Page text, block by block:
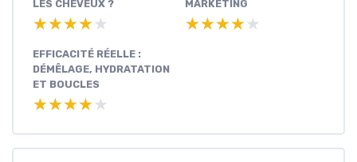
LES CHEVEUX ?
★★★★★
★★★★★
MARKETING
★★★★★
★★★★★
EFFICACITÉ RÉELLE :
DÉMÊLAGE, HYDRATATION
ET BOUCLES
★★★★★
★★★★★